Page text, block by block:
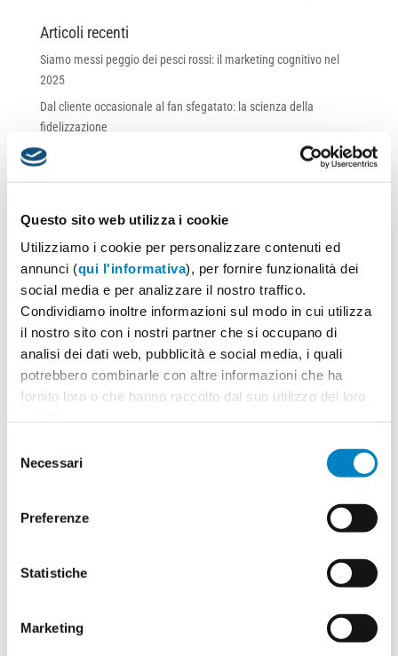
Questo sito web utilizza i cookie
Utilizziamo i cookie per personalizzare contenuti ed
annunci (qui l'informativa), per fornire funzionalità dei
social media e per analizzare il nostro traffico.
Condividiamo inoltre informazioni sul modo in cui utilizza
il nostro sito con i nostri partner che si occupano di
analisi dei dati web, pubblicità e social media, i quali
potrebbero combinarle con altre informazioni che ha
fornito loro o che hanno raccolto dal suo utilizzo dei loro
delNecessari
Preferenze
Statistiche
Marketing
Articoli recenti
Siamo messi peggio dei pesci rossi: il marketing cognitivo nel
2025
Dal cliente occasionale al fan sfegatato: la scienza della
fidelizzazione
Gadget, fiere e strategie di crescita: come trasformare eventi in
BadgeMe – Il Badge come efficace strumento di comunicazione
per il tuo Brand
Commenti recenti
Archivi
Giugno 2025
Marzo 2025
Ottobre 2024
Marzo 2021